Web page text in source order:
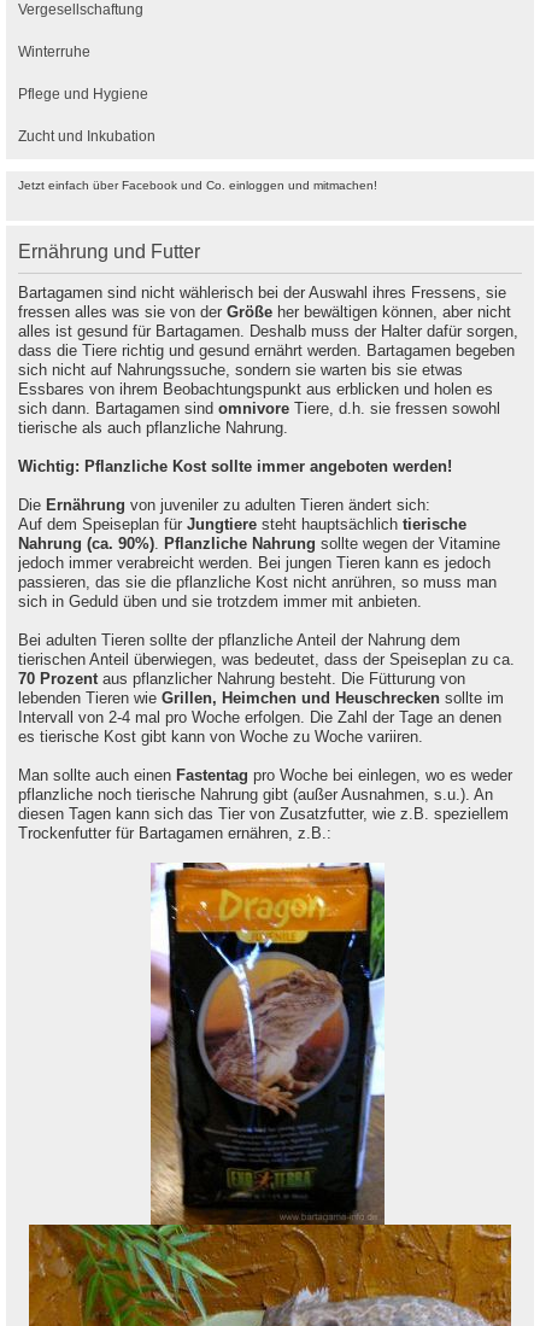
Jetzt einfach über Facebook und Co. einloggen und mitmachen!
Ernährung und Futter
Bartagamen sind nicht wählerisch bei der Auswahl ihres Fressens, sie
fressen alles was sie von der Größe her bewältigen können, aber nicht
alles ist gesund für Bartagamen. Deshalb muss der Halter dafür sorgen,
dass die Tiere richtig und gesund ernährt werden. Bartagamen begeben
sich nicht auf Nahrungssuche, sondern sie warten bis sie etwas
Essbares von ihrem Beobachtungspunkt aus erblicken und holen es
sich dann. Bartagamen sind omnivore Tiere, d.h. sie fressen sowohl
tierische als auch pflanzliche Nahrung.
Wichtig: Pflanzliche Kost sollte immer angeboten werden!
Die Ernährung von juveniler zu adulten Tieren ändert sich:
Auf dem Speiseplan für Jungtiere steht hauptsächlich tierische
Nahrung (ca. 90%). Pflanzliche Nahrung sollte wegen der Vitamine
jedoch immer verabreicht werden. Bei jungen Tieren kann es jedoch
passieren, das sie die pflanzliche Kost nicht anrühren, so muss man
sich in Geduld üben und sie trotzdem immer mit anbieten.
Bei adulten Tieren sollte der pflanzliche Anteil der Nahrung dem
tierischen Anteil überwiegen, was bedeutet, dass der Speiseplan zu ca.
70 Prozentaus pflanzlicher Nahrung besteht. Die Fütturung von
lebenden Tieren wie Grillen, Heimchen und Heuschrecken sollte im
Intervall von 2-4 mal pro Woche erfolgen. Die Zahl der Tage an denen
es tierische Kost gibt kann von Woche zu Woche variiren.
Man sollte auch einen Fastentag pro Woche bei einlegen, wo es weder
pflanzliche noch tierische Nahrung gibt (außer Ausnahmen, s.u.). An
diesen Tagen kann sich das Tier von Zusatzfutter, wie z.B. speziellem
Trockenfutter für Bartagamen ernähren, z.B.:
Vergesellschaftung
Winterruhe
Pflege und Hygiene
Zucht und Inkubation